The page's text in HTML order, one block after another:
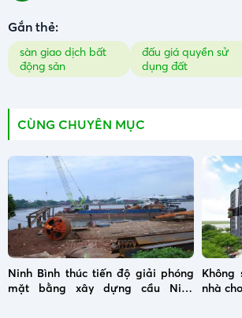
Gắn thẻ:
sàn giao dịch bất
động sản
đấu giá quyền sử
dụng đất
CÙNG CHUYÊN MỤC
Ninh Bình thúc tiến độ giải phóng
mặt bằng xây dựng cầu Ninh
nhà